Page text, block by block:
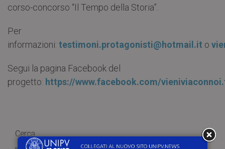
corso-concorso “Il Tempo della Storia”.
Per
informazioni: testimoni.protagonisti@hotmail.it o
Segui la pagina Facebook del
progetto: https://www.facebook.com/
Cerca